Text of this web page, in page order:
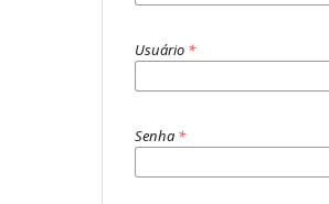
Usuário *
Senha *